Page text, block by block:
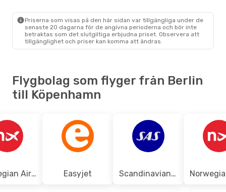
Norwegian Air Sweden
Direkt
BER- CPH
Norwegian Air Sweden
Direkt
Priserna som visas på den här sidan var tillgängliga under de
senaste 20 dagarna för de angivna perioderna och bör inte
betraktas som det slutgiltiga erbjudna priset. Observera att
tillgänglighet och priser kan komma att ändras.
Flygbolag som flyger från Berlin
till Köpenhamn
Norwegian Air Sweden Easyjet Scandinavian Airlines